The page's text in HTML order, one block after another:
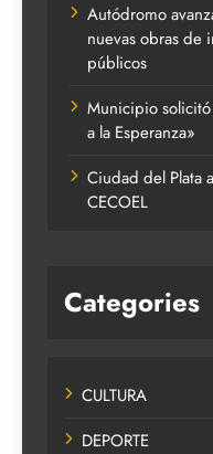
Autódromo
nuevas obras de
públicos
Municipio
a la Esperanza»
Ciudad del Plata
CECOEL
Categories
CULTURA
DEPORTE